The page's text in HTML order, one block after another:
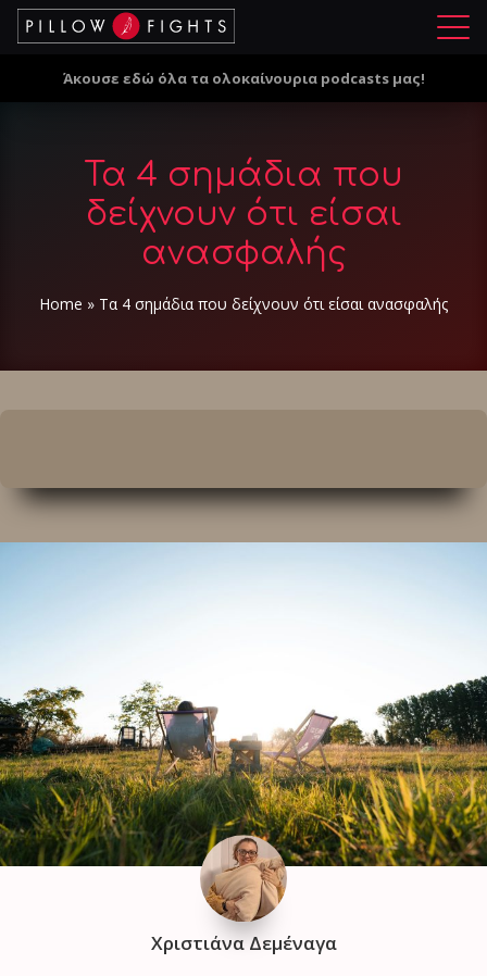
Μ
ο
Άκουσε εδώ όλα τα ολοκαίνουρια podcasts μας!
Τα 4 σημάδια που
δείχνουν ότι είσαι
ανασφαλής
Home » Τα 4 σημάδια που δείχνουν ότι είσαι ανασφαλής
Χριστιάνα Δεμέναγα